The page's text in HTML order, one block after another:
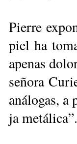
Pie­rre
piel ha
ape­nas
se­ño­ra
aná­lo­gas, a
ja me­tá­li­ca”.